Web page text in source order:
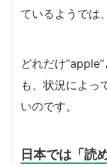
ているようでは
どれだけ
も、状況によっ
いのです。
日本では「読